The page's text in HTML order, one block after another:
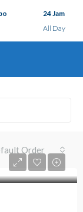
24 Jam
All Day
Order